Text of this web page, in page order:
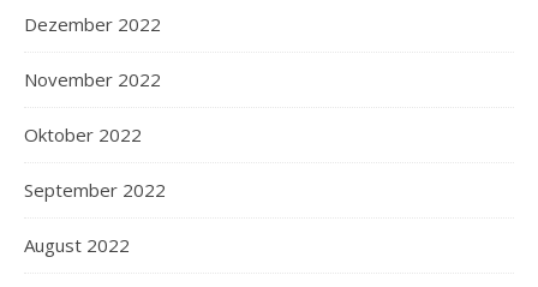
Dezember 2022
November 2022
Oktober 2022
September 2022
August 2022